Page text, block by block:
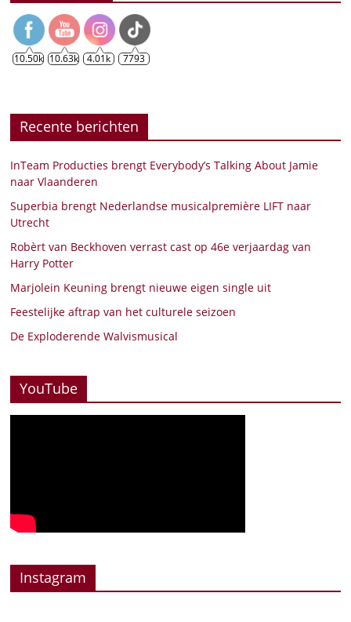
10.50k 10.63k 4.01k 7793
Recente berichten
InTeam Producties brengt Everybody’s Talking About Jamie
naar Vlaanderen
Superbia brengt Nederlandse musicalpremière LIFT naar
Utrecht
Robèrt van Beckhoven verrast cast op 46e verjaardag van
Harry Potter
Marjolein Keuning brengt nieuwe eigen single uit
Feestelijke aftrap van het culturele seizoen
De Exploderende Walvismusical
YouTube
Instagram